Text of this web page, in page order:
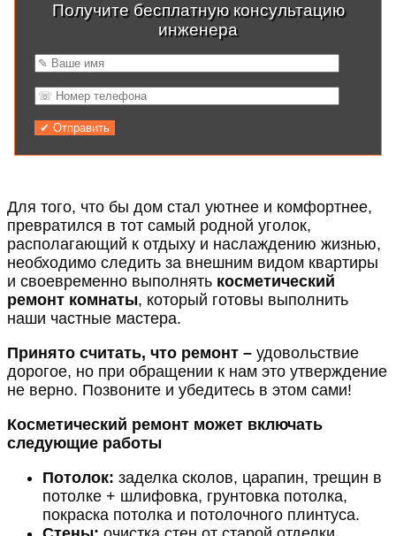
Получите бесплатную консультацию
инженера
Для того, что бы дом стал уютнее и комфортнее,
превратился в тот самый родной уголок,
располагающий к отдыху и наслаждению жизнью,
необходимо следить за внешним видом квартиры
и своевременно выполнять косметический
ремонт комнаты, который готовы выполнить
наши частные мастера.
Принято считать, что ремонт – удовольствие
дорогое, но при обращении к нам это утверждение
не верно. Позвоните и убедитесь в этом сами!
Косметический ремонт может включать
следующие работы
Потолок: заделка сколов, царапин, трещин в
потолке + шлифовка, грунтовка потолка,
покраска потолка и потолочного плинтуса.